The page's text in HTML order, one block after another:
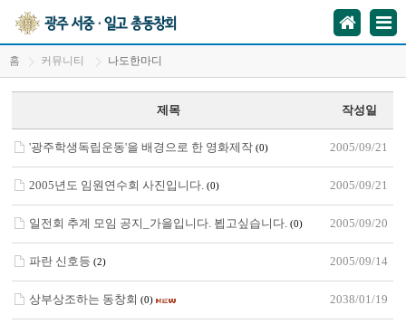
홈 커뮤니티 나도한마디
제목 작성일
'광주학생독립운동'을 배경으로 한 영화제작(0) 2005/09/21
2005년도 임원연수회 사진입니다.(0) 2005/09/21
일전회 추계 모임 공지_가을입니다. 뵙고싶습니다.(0) 2005/09/20
파란 신호등(2) 2005/09/14
상부상조하는 동창회(0) 2038/01/19